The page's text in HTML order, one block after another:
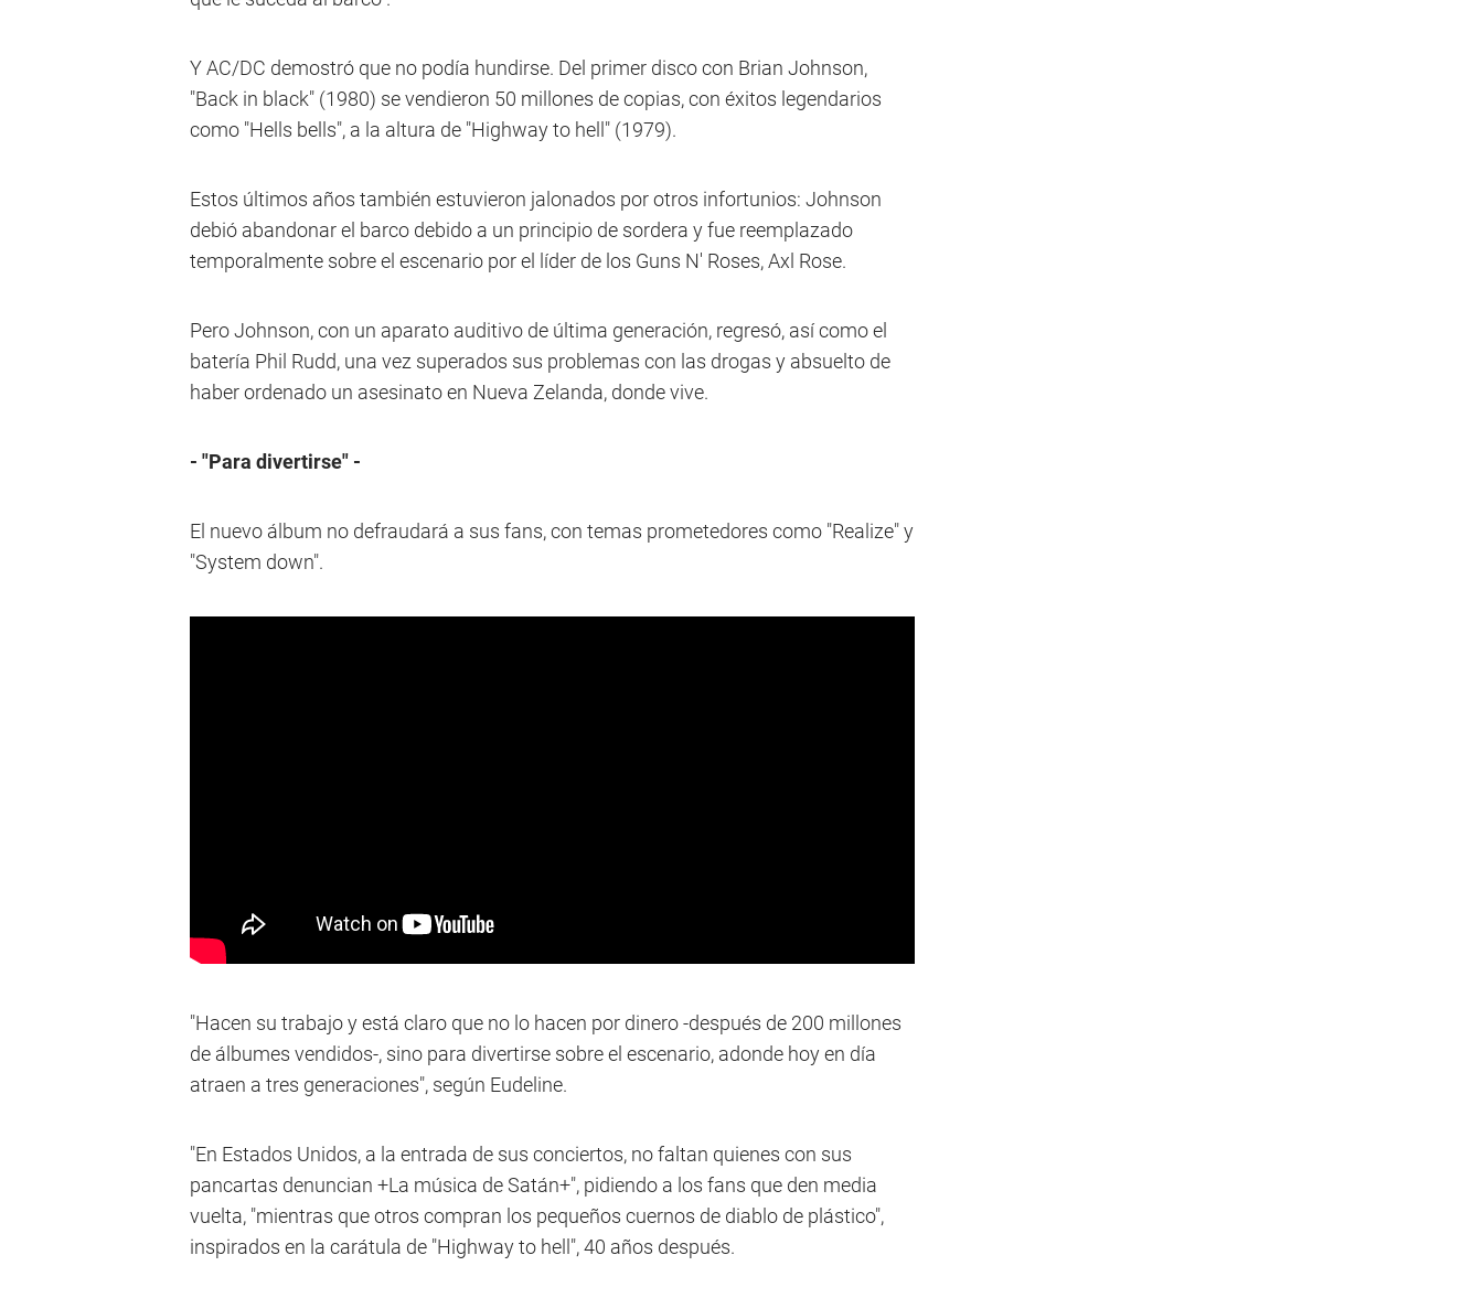
Y AC/DC demostró que no podía hundirse. Del primer disco con Brian Johnson,
"Back in black" (1980) se vendieron 50 millones de copias, con éxitos legendarios
como "Hells bells", a la altura de "Highway to hell" (1979).
Estos últimos años también estuvieron jalonados por otros infortunios: Johnson
debió abandonar el barco debido a un principio de sordera y fue reemplazado
temporalmente sobre el escenario por el líder de los Guns N' Roses, Axl Rose.
Pero Johnson, con un aparato auditivo de última generación, regresó, así como el
batería Phil Rudd, una vez superados sus problemas con las drogas y absuelto de
haber ordenado un asesinato en Nueva Zelanda, donde vive.
- "Para divertirse" -
El nuevo álbum no defraudará a sus fans, con temas prometedores como "Realize" y
"System down".
"Hacen su trabajo y está claro que no lo hacen por dinero -después de 200 millones
de álbumes vendidos-, sino para divertirse sobre el escenario, adonde hoy en día
atraen a tres generaciones", según Eudeline.
"En Estados Unidos, a la entrada de sus conciertos, no faltan quienes con sus
pancartas denuncian +La música de Satán+", pidiendo a los fans que den media
vuelta, "mientras que otros compran los pequeños cuernos de diablo de plástico",
inspirados en la carátula de "Highway to hell", 40 años después.